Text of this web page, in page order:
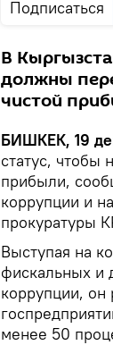
Подписаться
В
должны
чистой
БИШКЕК, 19
статус, чтобы
прибыли,
коррупции и
прокуратуры
Выступая на
фискальных и
коррупции, он
менее 50